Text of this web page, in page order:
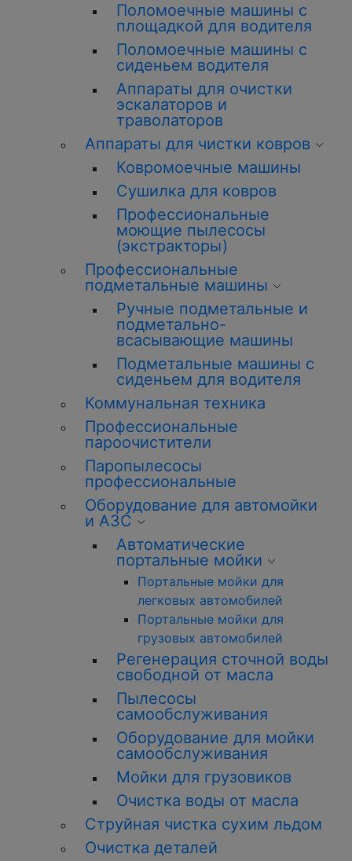
Поломоечные машины с
площадкой для водителя
Поломоечные машины с
сиденьем водителя
Аппараты для очистки
эскалаторов и
траволаторов
Аппараты для чистки ковров
Ковромоечные машины
Сушилка для ковров
Профессиональные
моющие пылесосы
(экстракторы)
Профессиональные
подметальные машины
Ручные подметальные и
подметально-
всасывающие машины
Подметальные машины с
сиденьем для водителя
Коммунальная техника
Профессиональные
пароочистители
Паропылесосы
профессиональные
Оборудование для автомойки
и АЗС
Автоматические
портальные мойки
Портальные мойки для
легковых автомобилей
Портальные мойки для
грузовых автомобилей
Регенерация сточной воды
свободной от масла
Пылесосы
самообслуживания
Оборудование для мойки
самообслуживания
Мойки для грузовиков
Очистка воды от масла
Струйная чистка сухим льдом
Очистка деталей